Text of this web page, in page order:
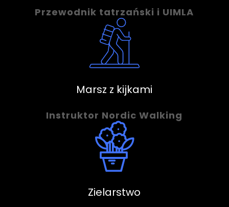
Przewodnik tatrzański i UIMLA
Marsz z kijkami
Instruktor Nordic Walking
Zielarstwo